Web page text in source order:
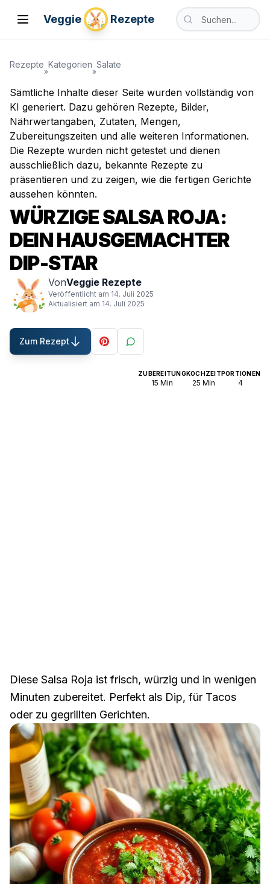
Toggle Menu
Veggie Rezepte
Nach
Rezepte
»
Kategorien
»
Salate
Sämtliche Inhalte dieser Seite wurden vollständig von
KI generiert. Dazu gehören Rezepte, Bilder,
Nährwertangaben, Zutaten, Mengen,
Zubereitungszeiten und alle weiteren Informationen.
Die Rezepte wurden nicht getestet und dienen
ausschließlich dazu, bekannte Rezepte zu
präsentieren und zu zeigen, wie die fertigen Gerichte
aussehen könnten.
WÜRZIGE SALSA ROJA:
DEIN HAUSGEMACHTER
DIP-STAR
VonVeggie Rezepte
Veröffentlicht am 14. Juli 2025
Aktualisiert am 14. Juli 2025
Zum Rezept
ZUBEREITUNG
15 Min
KOCHZEIT
25 Min
PORTIONEN
4
Diese Salsa Roja ist frisch, würzig und in wenigen
Minuten zubereitet. Perfekt als Dip, für Tacos
oder zu gegrillten Gerichten.